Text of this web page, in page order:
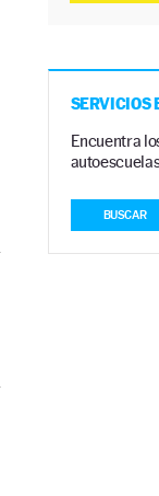
SERVICIOS
Encuentra
BUSCAR